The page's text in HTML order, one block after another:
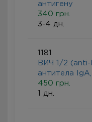
антигену
340 грн.
3-4 дн.
1181
ВИЧ 1/2 (anti-
антитела
450 грн.
1 дн.